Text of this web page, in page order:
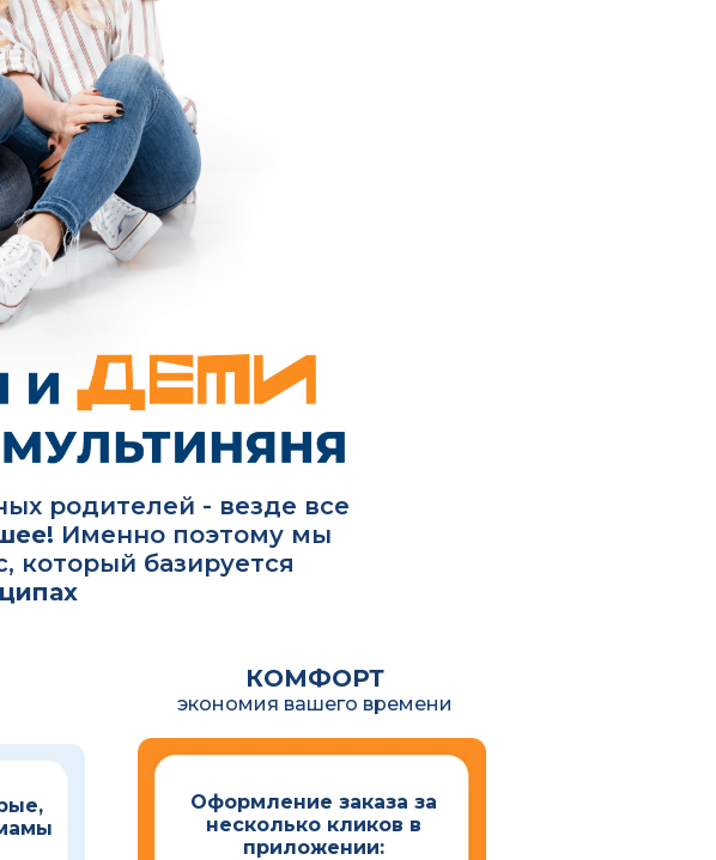
родителей - везде все
Именно поэтому мы
который базируется
КОМФОРТ
экономия вашего времени
Оформление заказа за
несколько кликов в
приложении: